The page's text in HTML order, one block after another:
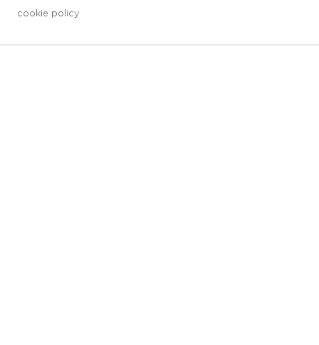
cookie policy